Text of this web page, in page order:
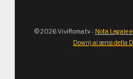
© 2026 ViviRoma.tv - Nota Legale
Down) ai sensi della